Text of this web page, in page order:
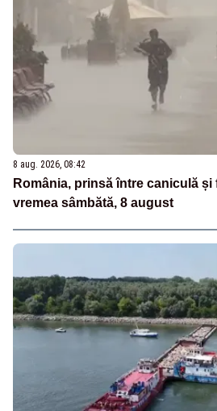
8 aug. 2026, 08:42
România, prinsă între caniculă
vremea sâmbătă, 8 august